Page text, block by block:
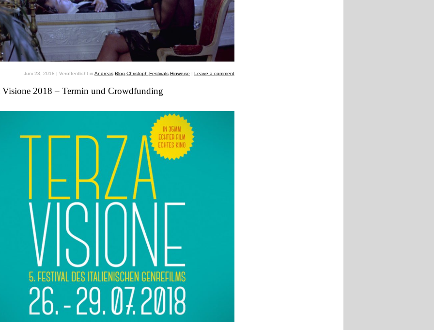
Juni 23, 2018 | Veröffentlicht in Andreas Blog Christoph Festivals Hinweise | Leave a comment
Visione 2018 – Termin und Crowdfunding